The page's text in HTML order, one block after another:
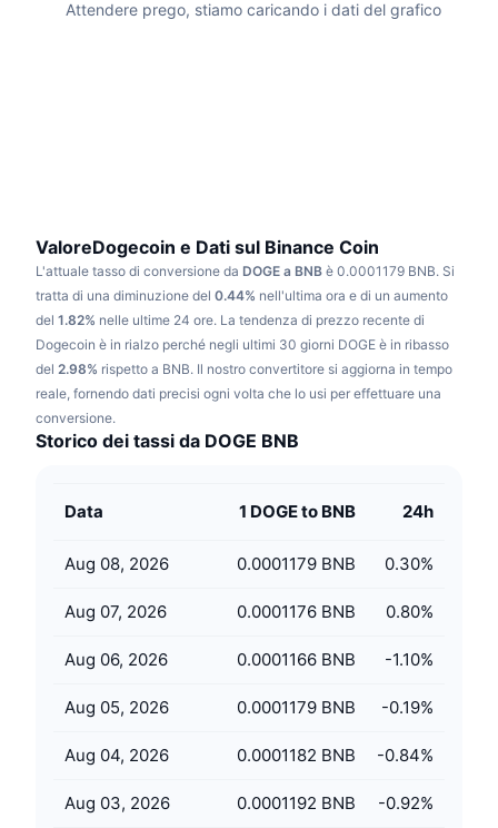
Di tendenza
Finanza
Tecnologia
Prossime vendite
ETF crypto
RSI
MACD
Derivati
Panoramica
Video
Glossario
Campagne
Airdrop
Calendari
Calendario ICO
Calendario eventi
Attendere prego, stiamo caricando i dati del grafico
ValoreDogecoin e Dati sul Binance Coin
L'attuale tasso di conversione da DOGE a BNB è 0.0001179 BNB. Si
tratta di una diminuzione del 0.44% nell'ultima ora e di un aumento
del 1.82% nelle ultime 24 ore. La tendenza di prezzo recente di
Dogecoin è in rialzo perché negli ultimi 30 giorni DOGE è in ribasso
del 2.98% rispetto a BNB. Il nostro convertitore si aggiorna in tempo
reale, fornendo dati precisi ogni volta che lo usi per effettuare una
conversione.
Storico dei tassi da DOGE BNB
Data 1 DOGE to BNB 24h
Aug 08, 2026 0.0001179 BNB 0.30%
Aug 07, 2026 0.0001176 BNB 0.80%
Aug 06, 2026 0.0001166 BNB -1.10%
Aug 05, 2026 0.0001179 BNB -0.19%
Aug 04, 2026 0.0001182 BNB -0.84%
Aug 03, 2026 0.0001192 BNB -0.92%